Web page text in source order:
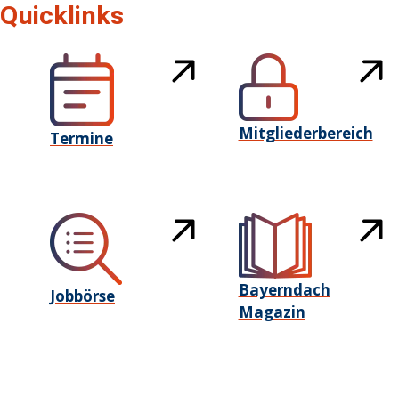
Quicklinks
Termine Mitgliederbereich
Jobbörse
Bayerndach
Magazin